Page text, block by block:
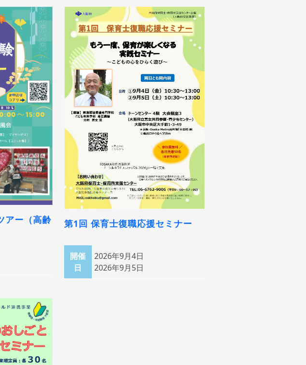
ー（高齢
第1回 保育士復職応援セミナー
開催
日
2026年9月4日
2026年9月5日